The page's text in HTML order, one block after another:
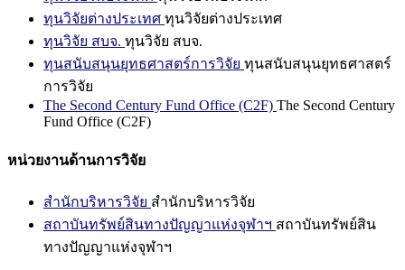
ทุนวิจัยต่างประเทศ ทุนวิจัยต่างประเทศ
ทุนวิจัย สบจ. ทุนวิจัย สบจ.
ทุนสนับสนุนยุทธศาสตร์การวิจัย ทุนสนับสนุนยุทธศาสตร์
การวิจัย
The Second Century Fund Office (C2F) The Second Century
Fund Office (C2F)
หน่วยงานด้านการวิจัย
สำนักบริหารวิจัย สำนักบริหารวิจัย
สถาบันทรัพย์สินทางปัญญาแห่งจุฬาฯ สถาบันทรัพย์สิน
ทางปัญญาแห่งจุฬาฯ